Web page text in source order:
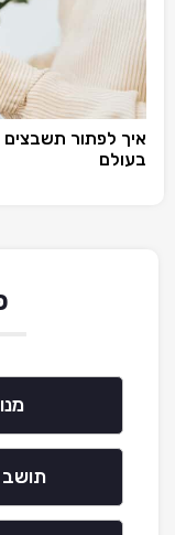
איך לפתור
בעולם
תושב